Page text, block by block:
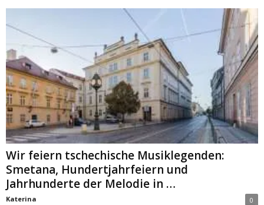
Wir feiern tschechische Musiklegenden:
Smetana, Hundertjahrfeiern und
Jahrhunderte der Melodie in …
Katerina 0